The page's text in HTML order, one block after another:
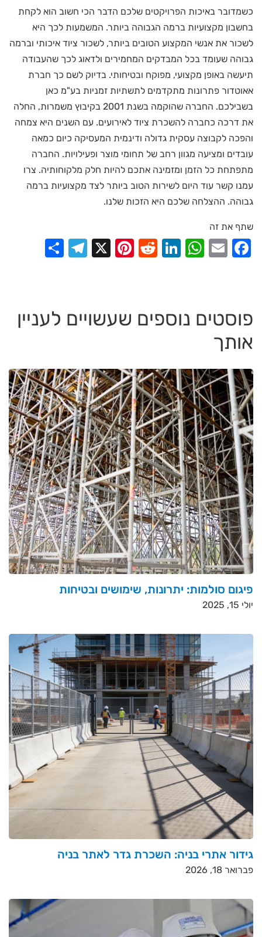
כשמדובר באיכות הפרויקטים שלכם הדבר הכי חשוב הוא לקחת
בחשבון מקצועיות ברמה הגבוהה ביותר. המשמעות לכך היא
לשכור את אנשי המקצוע הטובים ביותר, לשכור ציוד איכותי וברמה
גבוהה שעומד בכל המבדקים המחמירים ולדאוג לכך שהעבודה
תיעשה באופן מקצועי, מפוקח ובטיחותי. בדיוק לשם כך חברת
אאוטדור פתרונות מתקדמים לתשתיות זמניות בע"מ כאן
בשבילכם. החברה שהוקמה בשנת 2001 בקיבוץ משמרות, החלה
את דרכה כחברה להשכרת ציוד לאירועים. עם השנים היא צמחה
והפכה לקבוצה עסקית גדולה ודינמית המעסיקה כיום כמאה
עובדים ומציעה מגוון רחב של תחומי מוצר ופעילויות. החברה
מתפתחת כל הזמן ומזמינה אתכם להיות חלק מלקוחותיה. צרו
עמנו קשר עוד היום לשירות הטוב ביותר לצד מקצועיות ברמה
גבוהה. ההצלחה שלכם היא הזכות שלנו.
שתף את זה
Facebook
Email
WhatsApp
LinkedIn
Reddit
Pinterest
X
פוסטים נוספים שעשויים לעניין
אותך
פיגום סולמות: יתרונות, שימושים ובטיחות
יולי 15, 2025
גידור אתרי בניה: השכרת גדר לאתר בניה
פברואר 18, 2026